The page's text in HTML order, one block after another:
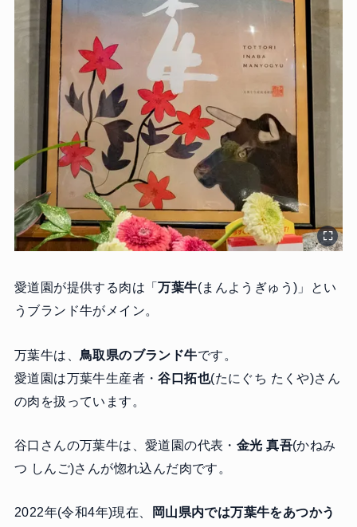
愛道園が提供する肉は「万葉牛(まんようぎゅう)」とい
うブランド牛がメイン。
万葉牛は、 鳥取県のブランド牛です。
愛道園は万葉牛生産者・谷口拓也(たにぐち たくや)さん
の肉を扱っています。
谷口さんの万葉牛は、愛道園の代表・ 金光 真吾(かねみ
つ しんご)さんが惚れ込んだ肉です。
2022年(令和4年)現在、
岡山県内では万葉牛をあつかう